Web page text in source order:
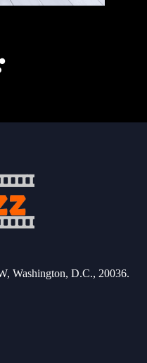
Washington, D.C., 20036.